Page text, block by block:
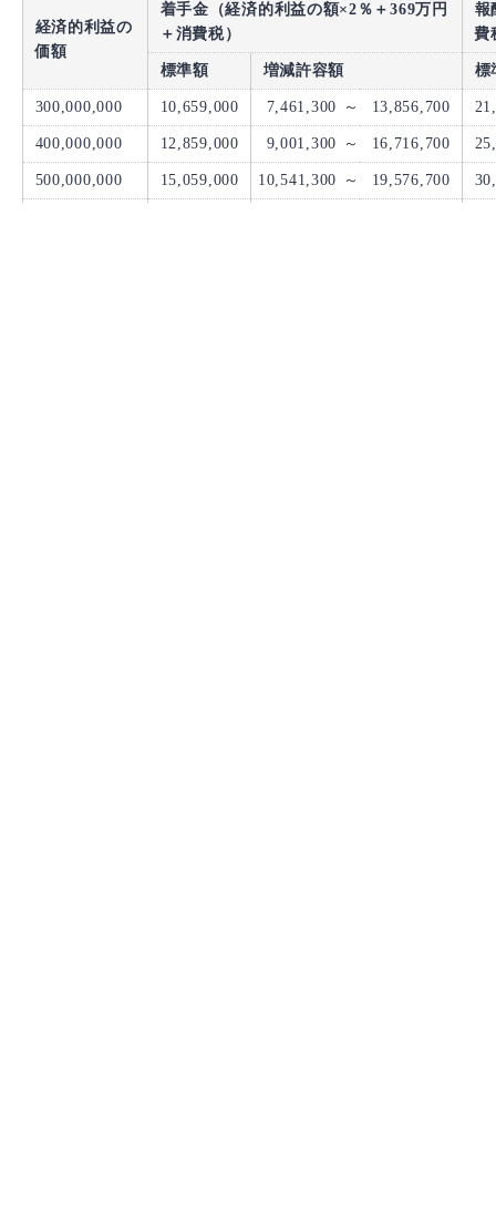
経済的利益の
価額
着手金（経済的利益の額×2％＋369万円
＋消費税）
報
費
標準額 増減許容額 標
300,000,000 10,659,000 7,461,300 ～ 13,856,700
400,000,000 12,859,000 9,001,300 ～ 16,716,700
500,000,000 15,059,000 10,541,300 ～ 19,576,700